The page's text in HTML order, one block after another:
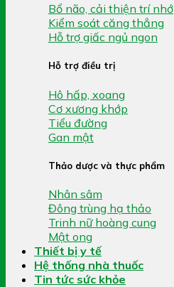
Bổ não, cải thiện trí nhớ
Kiểm soát căng thẳng
Hỗ trợ giấc ngủ ngon
Hỗ trợ điều trị
Hô hấp, xoang
Cơ xương khớp
Tiểu đường
Gan mật
Thảo dược và thực phẩm
Nhân sâm
Đông trùng hạ thảo
Trinh nữ hoàng cung
Mật ong
Thiết bị y tế
Hệ thống nhà thuốc
Tin tức sức khỏe